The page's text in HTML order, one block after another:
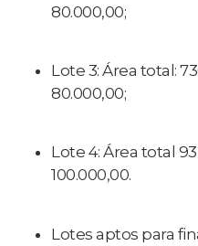
80.000,00;
Lote 3: Área total:
80.000,00;
Lote 4: Área total
100.000,00.
Lotes aptos para